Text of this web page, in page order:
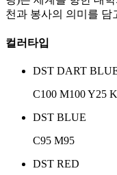
천과 봉사의 의미를 담
컬러타입
DST DART
C100 M100 Y25
DST BLUE
C95 M95
DST RED